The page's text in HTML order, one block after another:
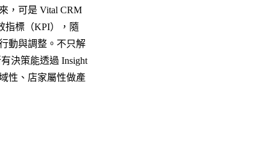
，可是 Vital CRM
指標（KPI），隨
動與調整。不只解
決策能透過 Insight
性、店家屬性做產